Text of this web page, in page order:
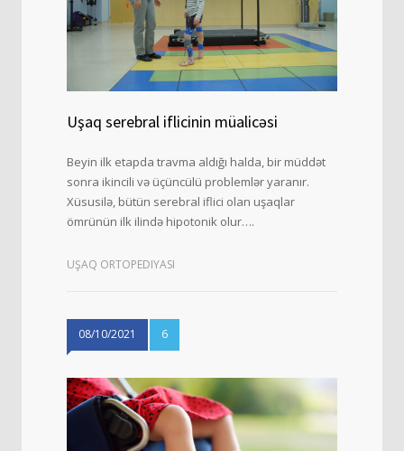
Uşaq serebral iflicinin müalicəsi
Beyin ilk etapda travma aldığı halda, bir müddət
sonra ikincili və üçüncülü problemlər yaranır.
Xüsusilə, bütün serebral iflici olan uşaqlar
ömrünün ilk ilində hipotonik olur….
UŞAQ ORTOPEDIYASI
08/10/2021 6